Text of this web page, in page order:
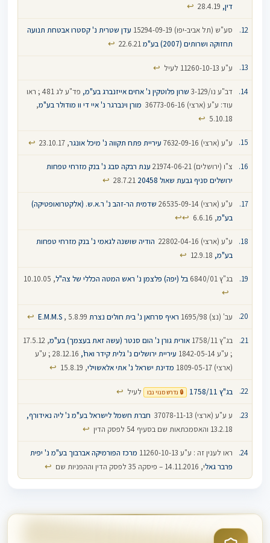
דין,
↩
סע"ש (תל אביב-יפו) 15294-09-19
עדן שטרית נ' קסטרו אבטחת תנועה
תחזוקה ושרותים (2007) בע"מ
↩
ע"ע 11260-10-13 לעיל ↩
דב"ע נו/3-129 שרון פלוטקין נ' אחים אייזנברג בע"מ,
פד"ע לג 481 ; ראו
עוד: ע"ע (ארצי) 36773-06-16‏ ‏
מורן וינברגר נ' איי די וו מודולר בע"מ,
5.10.18
↩
ע"ע (ארצי) 7632-09-16 עיריית פתח תקווה נ' מיכל אונגר, 23.10.17
↩
צ"ו (ירושלים) 21974-06-21
ענת רבקה סבג נ' בנק מזרחי טפחות
ירושלים סניף גבעת שאול 20458
↩
ע"ע (ארצי) 26535-09-14
שדמית הר-זהב נ' ר.א.ש. (אלקטרואופטיקה)
בע"מ, 6.6.16
↩
↩
ע"ע (ארצי) 22802-04-16‏ ‏
הודיה שושנה לגאמי נ' בנק מזרחי טפחות
בע"מ,
↩
בג"ץ 6840/01 בל (יפה) פלצמן נ' ראש המטה הכללי של צה"ל, 10.10.05
↩
עב' (נצ) 1695/98 ראיף סרחאן נ' בית חולים נצרת E.M.M.S , 5.8.99
↩
בג"ץ 1758/11 אורית גורן נ' הום סנטר (עשה זאת בעצמך) בע"מ , 17.5.12
; ע"ע 1842-05-14
עיריית ירושלים נ' גלית קידר ואח',
28.12.16 ; ע"ע
(ארצי) 1809-05-17‏
מדינת ישראל נ' אתי אלאשוילי‏, 15.8.19
↩
בג"ץ 1758/11 🔒 נדרש מנוי נבו לעיל ↩
ע ע"ע (ארצי) 37078-11-13‏ ‏
חברת חשמל לישראל בע"מ נ' ליה נאידורף,
13.2.18 והאסמכתאות שם בסעיף 54 לפסק הדין
↩
ראו לענין זה : ע"ע 11260-10-13
מרכז הפורמיקה אברבוך בע"מ נ' יפית
פרבר גאלי, 14.11.2016 – פיסקה 35 לפסק הדין וההפניות שם ↩